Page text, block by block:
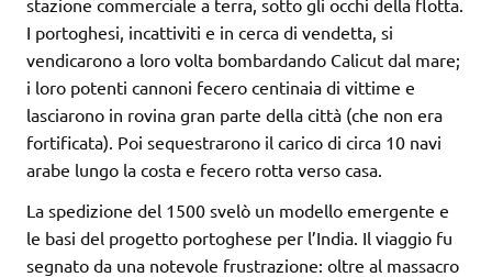
I portoghesi, incattiviti e in cerca di vendetta, si
vendicarono a loro volta bombardando Calicut dal mare;
i loro potenti cannoni fecero centinaia di vittime e
lasciarono in rovina gran parte della città (che non era
fortificata). Poi sequestrarono il carico di circa 10 navi
arabe lungo la costa e fecero rotta verso casa.
La spedizione del 1500 svelò un modello emergente e
le basi del progetto portoghese per l’India. Il viaggio fu
segnato da una notevole frustrazione: oltre al massacro